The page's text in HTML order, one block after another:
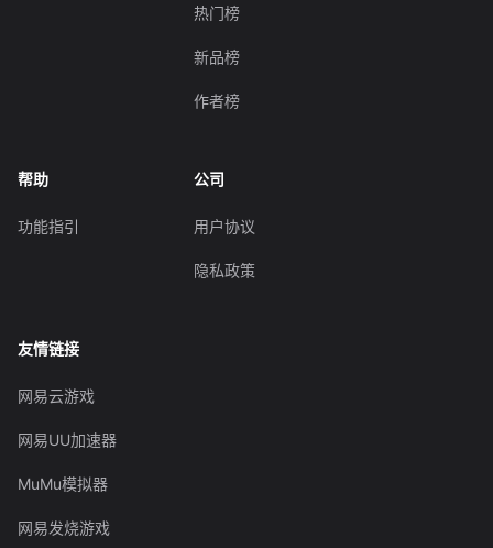
热门榜
新品榜
作者榜
帮助
功能指引
公司
用户协议
隐私政策
友情链接
网易云游戏
网易UU加速器
MuMu模拟器
网易发烧游戏